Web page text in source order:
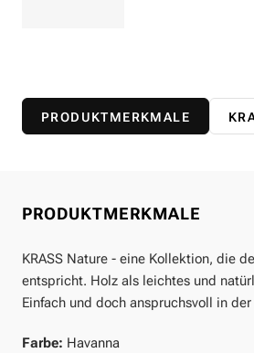
PRODUKTMERKMALE
PRODUKTMERKMALE
KRASS Nature - eine Kollektion, die
entspricht. Holz als leichtes und
Einfach und doch anspruchsvoll in
Farbe: Havanna